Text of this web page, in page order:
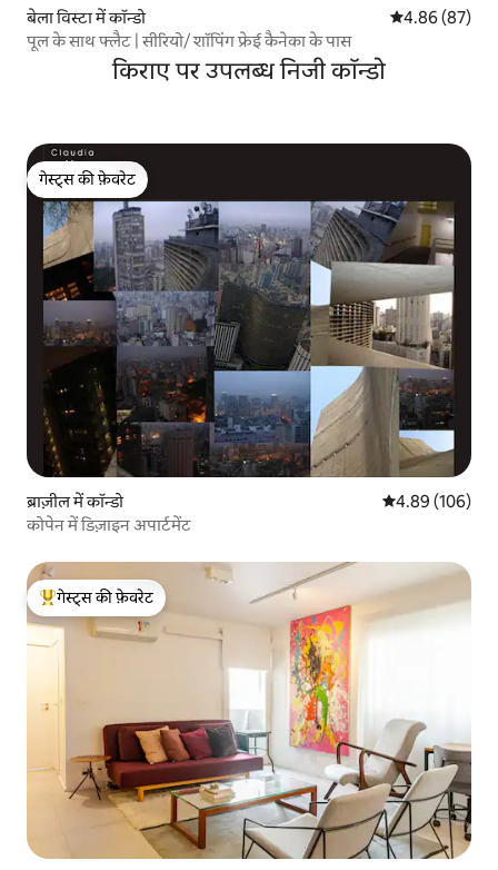
बेला विस्टा में कॉन्डो औसत रेटिंग 5 में
4.86 (87)
पूल के साथ फ्लैट | सीरियो/ शॉपिंग फ्रेई कैनेका के पास
किराए पर उपलब्ध निजी कॉन्डो
गेस्ट्स की फ़ेवरेट
गेस्ट्स की फ़ेवरेट
ब्राज़ील में कॉन्डो औसत रेटिंग 5 में से
4.89 (106)
कोपेन में डिज़ाइन अपार्टमेंट
गेस्ट्स का टॉप फ़ेवरेट
गेस्ट्स की फ़ेवरेट